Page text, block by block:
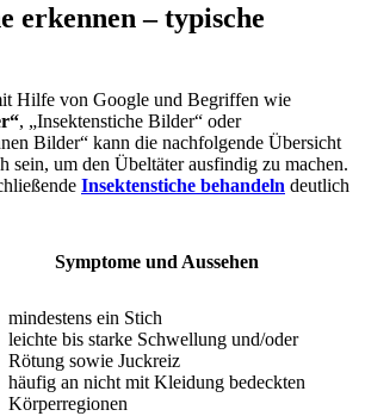
erkennen – typische
Hilfe von Google und Begriffen wie
, „Insektenstiche Bilder“ oder
Bilder“ kann die nachfolgende Übersicht
sein, um den Übeltäter ausfindig zu machen.
Insektenstiche behandeln deutlich
Symptome und Aussehen
mindestens ein Stich
leichte bis starke Schwellung und/oder
Rötung sowie Juckreiz
häufig an nicht mit Kleidung bedeckten
Körperregionen